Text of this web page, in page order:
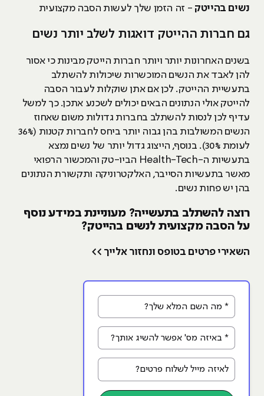
נשים בהייטק - זה הזמן שלך לעשות הסבה מקצועית
גם חברות ההייטק דואגות לשלב יותר נשים
בשנים האחרונות יותר ויותר חברות הייטק מבינות כי אסור
להן לאבד את הנשים המוכשרות שיכולות להשתלב
בתעשיית ההייטק. לכן אם אתן שוקלות לעבור הסבה
להייטק אולי הנתונים הבאים יכולים לשכנע אתכן. כך למשל
עדיף לכן לנסות להשתלב בחברות גדולות משום שאחוז
הנשים המשולבות בהן גבוה יותר ביחס לחברות קטנות (36%
לעומת 30%). בנוסף, הייצוג גדול יותר של נשים נמצא
בתעשיות ה-Health-Tech הביו-טק והמכשור הרפואי
מאשר בתעשיות הסייבר, האלקטרוניקה ותקשורת הנתונים
בהן יש פחות נשים.
רוצה להשתלב בתעשייה? מעוניינת במידע נוסף
על הסבה מקצועית לנשים בהייטק?
השאירי פרטים בטופס ונחזור אלייך >>
* מה השם המלא שלך?
* באיזה מס' אפשר להשיג אותך?
לאיזה מייל לשלוח פרטים?